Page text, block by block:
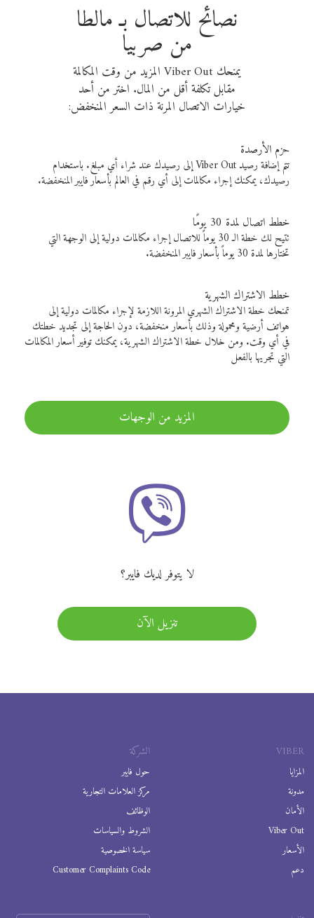
نصائح للاتصال بـ مالطا
من صربيا
يمنحك Viber Out المزيد من وقت المكالمة
مقابل تكلفة أقل من المال. اختر من أحد
خيارات الاتصال المرنة ذات السعر المنخفض:
حزم الأرصدة
تتم إضافة رصيد Viber Out إلى رصيدك عند شراء أي مبلغ. باستخدام
رصيدك، يمكنك إجراء مكالمات إلى أي رقم في العالم بأسعار فايبر المنخفضة.
خطط اتصال لمدة 30 يومًا
تتيح لك خطة الـ 30 يوماً للاتصال إجراء مكالمات دولية إلى الوجهة التي
تختارها لمدة 30 يوماً بأسعار فايبر المنخفضة.
خطط الاشتراك الشهرية
تمنحك خطة الاشتراك الشهري المرونة اللازمة لإجراء مكالمات دولية إلى
هواتف أرضية ومحمولة وذلك بأسعار منخفضة، دون الحاجة إلى تجديد خطتك
في أي وقت. ومن خلال خطة الاشتراك الشهرية، يمكنك توفير أسعار المكالمات
التي تجريها بالفعل
المزيد من الوجهات
لا يتوفر لديك فايبر؟
تنزيل الآن
VIBER
المزايا
مدونة
الأمان
Viber Out
الأسعار
دعم
الشركة
حول فايبر
مركز العلامات التجارية
الوظائف
الشروط والسياسات
سياسة الخصوصية
Customer Complaints Code